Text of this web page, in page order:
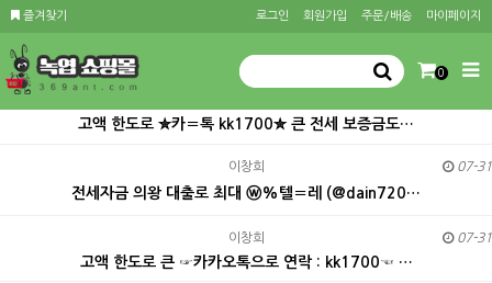
즐겨찾기 로그인 회원가입 주문/배송 마이페이지
0
고액 한도로 ✮카〓톡 kk1700✮ 큰 전세 보증금도…
이창희 07-31
전세자금 의왕 대출로 최대 ⓦ%텔〓레 (@dain720…
이창희 07-31
고액 한도로 큰 ☞카카오톡으로 연락 : kk1700☜ …